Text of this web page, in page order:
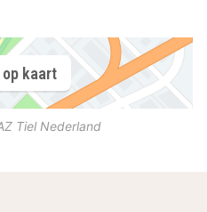
kaart
Tiel Nederland